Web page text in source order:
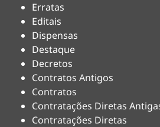
Erratas
Editais
Dispensas
Destaque
Decretos
Contratos Antigos
Contratos
Contratações Diretas
Contratações Diretas